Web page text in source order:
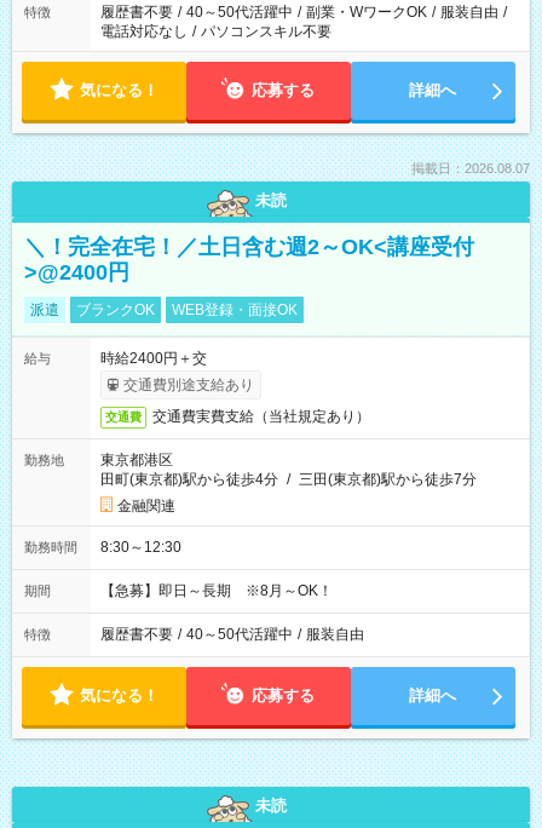
特徴 履歴書不要 / 40～50代活躍中 / 副業・WワークOK / 服装自由 /
電話対応なし / パソコンスキル不要
気になる！ 応募する 詳細へ
掲載日：2026.08.07
未読
＼！完全在宅！／土日含む週2～OK<講座受付
>@2400円
派遣 ブランクOK WEB登録・面接OK
給与
時給2400円＋交
交通費別途支給あり
交通費 交通費実費支給（当社規定あり）
勤務地
東京都港区
田町(東京都)駅から徒歩4分 / 三田(東京都)駅から徒歩7分
金融関連
勤務時間 8:30～12:30
期間 【急募】即日～長期 ※8月～OK！
特徴 履歴書不要 / 40～50代活躍中 / 服装自由
気になる！ 応募する 詳細へ
未読